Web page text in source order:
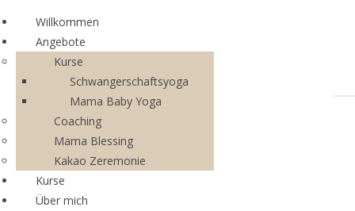
Willkommen
Angebote
Kurse
Pränatal Yoga
Mama Baby Yoga
Coaching
Mama Blessing
Kakao Zeremonie
Kurse
Über mich
Willkommen
Angebote
Kurse
Schwangerschaftsyoga
Mama Baby Yoga
Coaching
Mama Blessing
Kakao Zeremonie
Kurse
Über mich